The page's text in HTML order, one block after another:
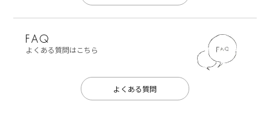
よくある質問はこちら
よくある質問